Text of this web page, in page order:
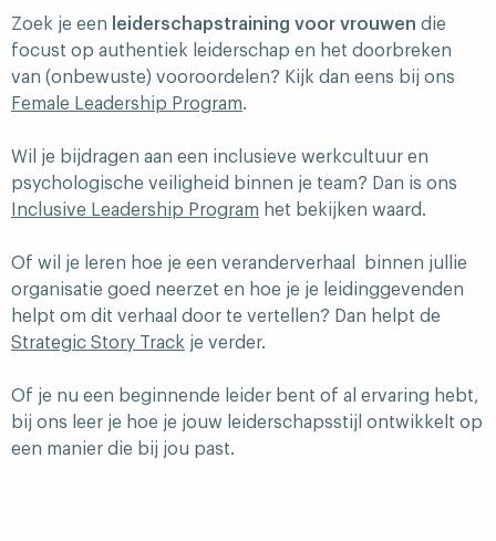
Zoek je een leiderschapstraining voor vrouwen die
focust op authentiek leiderschap en het doorbreken
van (onbewuste) vooroordelen? Kijk dan eens bij ons
Female Leadership Program.
Wil je bijdragen aan een inclusieve werkcultuur en
psychologische veiligheid binnen je team? Dan is ons
Inclusive Leadership Program het bekijken waard.
Of wil je leren hoe je een veranderverhaal binnen jullie
organisatie goed neerzet en hoe je je leidinggevenden
helpt om dit verhaal door te vertellen? Dan helpt de
Strategic Story Track je verder.
Of je nu een beginnende leider bent of al ervaring hebt,
bij ons leer je hoe je jouw leiderschapsstijl ontwikkelt op
een manier die bij jou past.